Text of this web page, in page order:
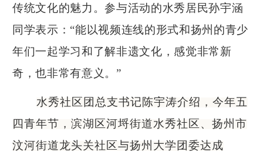
传统文化的魅力。参与活动的水秀居民孙宇涵
同学表示： “能以视频连线的形式和扬州的青少
年们一起学习和了解非遗文化，感觉非常新
奇，也非常有意义。”
水秀社区团总支书记陈宇涛介绍，今年五
四青年节，滨湖区河埒街道水秀社区、扬州市
汶河街道龙头关社区与扬州大学团委达成